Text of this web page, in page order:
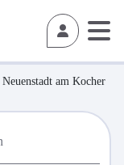
Neuenstadt am Kocher